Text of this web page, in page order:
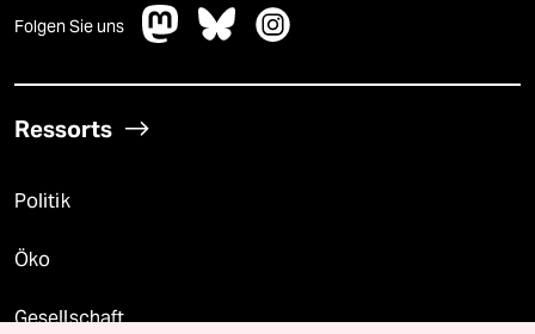
Folgen Sie uns
Ressorts
Politik
Öko
Gesellschaft